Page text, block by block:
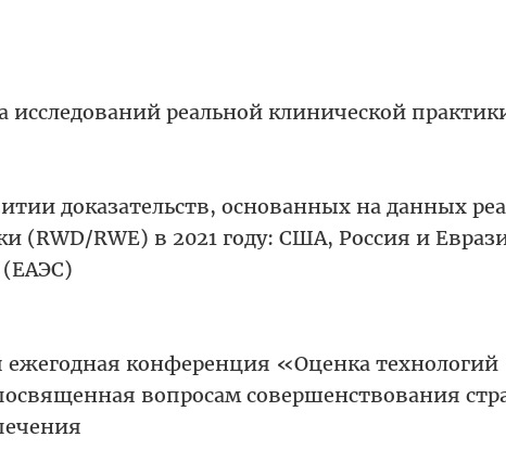
исследований реальной клинической
доказательств, основанных на данных
(RWD/RWE) в 2021 году: США, Россия и
(ЕАЭС)
конференция «Оценка технологий
вопросам совершенствования